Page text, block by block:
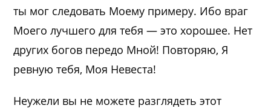
ты мог следовать Моему примеру. Ибо враг
Моего лучшего для тебя — это хорошее. Нет
других богов передо Мной! Повторяю, Я
ревную тебя, Моя Невеста!
Неужели вы не можете разглядеть этот